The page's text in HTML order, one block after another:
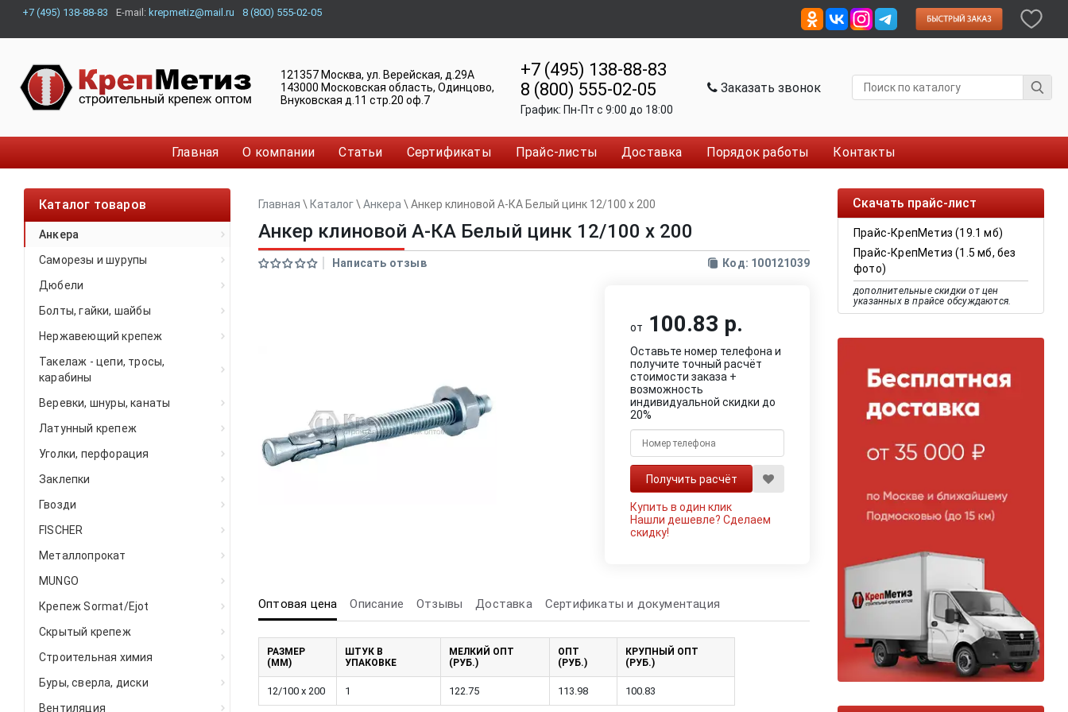
+7 (495) 138-88-83 E-mail: krepmetiz@mail.ru 8 (800) 555-02-05
121357 Москва, ул. Верейская, д.29А
143000 Московская область, Одинцово,
Внуковская д.11 стр.20 оф.7
+7 (495) 138-88-83
8 (800) 555-02-05
График: Пн-Пт c 9:00 до 18:00
Заказать звонок
Главная О компании Статьи Сертификаты Прайс-листы Доставка Порядок работы Контакты
Каталог товаров
Анкера
Саморезы и шурупы
Дюбели
Болты, гайки, шайбы
Нержавеющий крепеж
Такелаж - цепи, тросы,
карабины
Веревки, шнуры, канаты
Латунный крепеж
Уголки, перфорация
Заклепки
Гвозди
FISCHER
Металлопрокат
MUNGO
Крепеж Sormat/Ejot
Скрытый крепеж
Строительная химия
Буры, сверла, диски
Вентиляция
Скачать прайс-лист
Прайс-КрепМетиз (19.1 мб)
Прайс-КрепМетиз (1.5 мб, без
фото)
дополнительные скидки от цен
указанных в прайсе обсуждаются.
Главная \ Каталог\ Анкера \ Анкер клиновой А-КА Белый цинк 12/100 x 200
Анкер клиновой А-КА Белый цинк 12/100 x 200
Написать отзыв Код: 100121039
от 100.83 р.
Оставьте номер телефона и
получите точный расчёт
стоимости заказа +
возможность
индивидуальной скидки до
20%
Купить в один клик
Нашли дешевле?Сделаем
скидку!
Оптовая цена Описание Отзывы Доставка Сертификаты и документация
РАЗМЕР
(ММ)
ШТУК В
УПАКОВКЕ
МЕЛКИЙ ОПТ
(РУБ.)
ОПТ
(РУБ.)
КРУПНЫЙ ОПТ
(РУБ.)
12/100 x 200 1 122.75 113.98 100.83